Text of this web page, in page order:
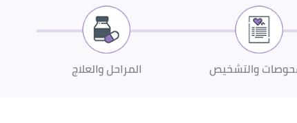
والتشخيص المراحل والعلاج